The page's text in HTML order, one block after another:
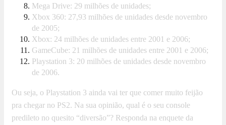
Mega Drive: 29 milhões de unidades;
Xbox 360: 27,93 milhões de unidades desde novembro
de 2005;
Xbox: 24 milhões de unidades entre 2001 e 2006;
GameCube: 21 milhões de unidades entre 2001 e 2006;
Playstation 3: 20 milhões de unidades desde novembro
de 2006.
Ou seja, o Playstation 3 ainda vai ter que comer muito feijão
pra chegar no PS2. Na sua opinião, qual é o seu console
predileto no quesito “diversão”? Responda na enquete da